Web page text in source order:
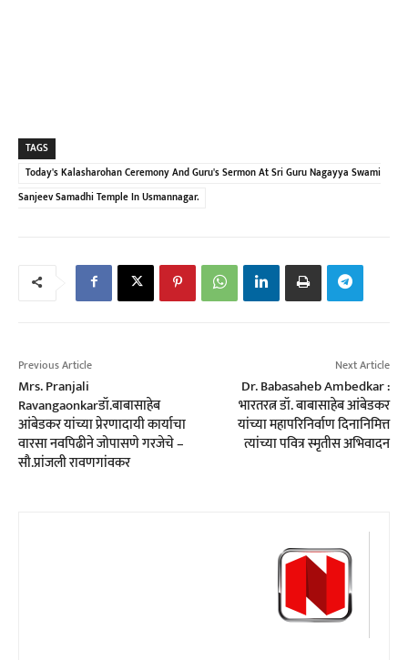
TAGS
Today's Kalasharohan Ceremony And Guru's Sermon At Sri Guru Nagayya Swami
Sanjeev Samadhi Temple In Usmannagar.
Previous Article
Mrs. Pranjali
Ravangaonkarडॉ.बाबासाहेब
आंबेडकर यांच्या प्रेरणादायी कार्याचा
वारसा नवपिढीने जोपासणे गरजेचे –
सौ.प्रांजली रावणगांवकर
Next Article
Dr. Babasaheb Ambedkar :
भारतरत्न डॉ. बाबासाहेब आंबेडकर
यांच्या महापरिनिर्वाण दिनानिमित्त
त्यांच्या पवित्र स्मृतीस अभिवादन